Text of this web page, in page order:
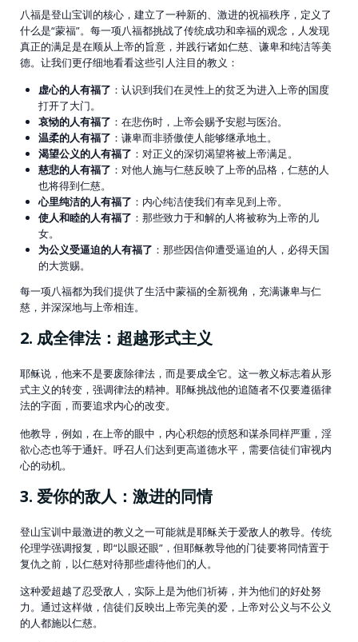
八福是登山宝训的核心，建立了一种新的、激进的祝福秩序，定义了
什么是“蒙福”。每一项八福都挑战了传统成功和幸福的观念，人发现
真正的满足是在顺从上帝的旨意，并践行诸如仁慈、谦卑和纯洁等美
德。让我们更仔细地看看这些引人注目的教义：
虚心的人有福了 ：认识到我们在灵性上的贫乏为进入上帝的国度
打开了大门。
哀恸的人有福了 ：在悲伤时，上帝会赐予安慰与医治。
温柔的人有福了 ：谦卑而非骄傲使人能够继承地土。
渴望公义的人有福了 ：对正义的深切渴望将被上帝满足。
慈悲的人有福了 ：对他人施与仁慈反映了上帝的品格，仁慈的人
也将得到仁慈。
心里纯洁的人有福了 ：内心纯洁使我们有幸见到上帝。
使人和睦的人有福了 ：那些致力于和解的人将被称为上帝的儿
女。
为公义受逼迫的人有福了 ：那些因信仰遭受逼迫的人，必得天国
的大赏赐。
每一项八福都为我们提供了生活中蒙福的全新视角，充满谦卑与仁
慈，并深深地与上帝相连。
2. 成全律法：超越形式主义
耶稣说，他来不是要废除律法，而是要成全它。这一教义标志着从形
式主义的转变，强调律法的精神。耶稣挑战他的追随者不仅要遵循律
法的字面，而要追求内心的改变。
他教导，例如，在上帝的眼中，内心积怨的愤怒和谋杀同样严重，淫
欲心态也等于通奸。呼召人们达到更高道德水平，需要信徒们审视内
心的动机。
3. 爱你的敌人：激进的同情
登山宝训中最激进的教义之一可能就是耶稣关于爱敌人的教导。传统
伦理学强调报复，即“以眼还眼”，但耶稣教导他的门徒要将同情置于
复仇之前，以仁慈对待那些虐待他们的人。
这种爱超越了忍受敌人，实际上是为他们祈祷，并为他们的好处努
力。通过这样做，信徒们反映出上帝完美的爱，上帝对公义与不公义
的人都施以仁慈。